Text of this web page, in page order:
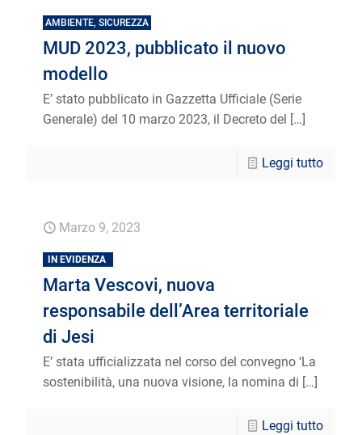
AMBIENTE, SICUREZZA
MUD 2023, pubblicato il nuovo
modello
E’ stato pubblicato in Gazzetta Ufficiale (Serie
Generale) del 10 marzo 2023, il Decreto del […]
Leggi tutto
Marzo 9, 2023
IN EVIDENZA
Marta Vescovi, nuova
responsabile dell’Area territoriale
di Jesi
E’ stata ufficializzata nel corso del convegno ‘La
sostenibilità, una nuova visione, la nomina di […]
Leggi tutto